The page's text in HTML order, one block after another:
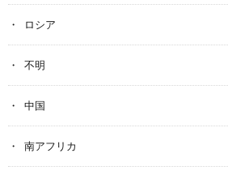
ロシア
不明
中国
南アフリカ